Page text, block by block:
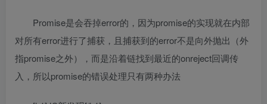
Promise是会吞掉error的，因为promise的实现就在内部
对所有error进行了捕获，且捕获到的error不是向外抛出（外
指promise之外），而是沿着链找到最近的onreject回调传
入，所以promise的错误处理只有两种办法